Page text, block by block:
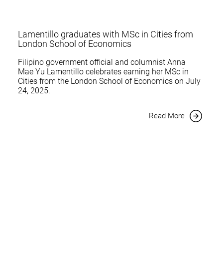
Lamentillo graduates with MSc in Cities from
London School of Economics
Filipino government official and columnist Anna
Mae Yu Lamentillo celebrates earning her MSc in
Cities from the London School of Economics on July
24, 2025.
Read More